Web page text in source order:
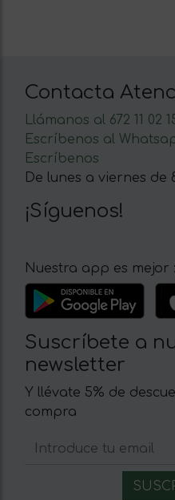
Contacta
Llámanos al 672 11 02
Escríbenos al
Escríbenos
De lunes a viernes de
¡Síguenos!
Nuestra app es mejor
Suscríbete a
newsletter
Y llévate 5% de
compra